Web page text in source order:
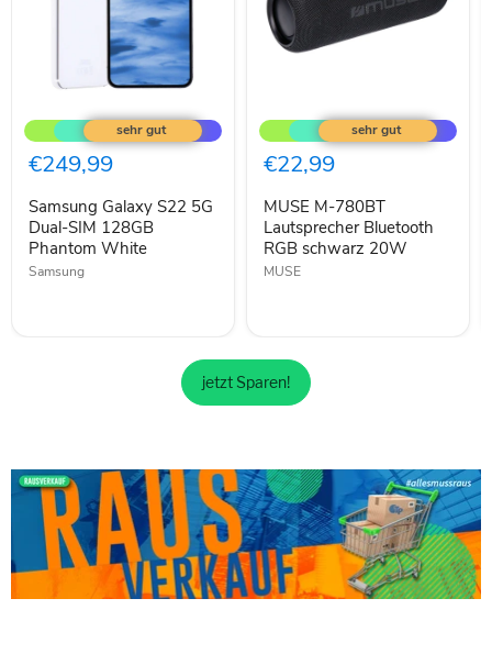
Galaxy
S22
5G
Dual-
128GB
Phantom
White
€249,99
Samsung Galaxy S22 5G
Dual-SIM 128GB
Phantom White
Samsung
M-
780BT
Lautsprecher
Bluetooth
schwarz
20W
€22,99
MUSE M-780BT
Lautsprecher Bluetooth
RGB schwarz 20W
MUSE
jetzt Sparen!